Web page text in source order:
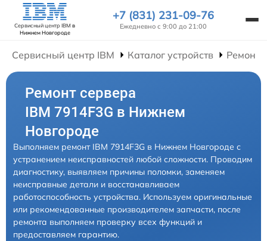
Сервисный центр IBM в
Нижнем Новгороде
+7 (831) 231-09-76
Ежедневно с 9:00 до 21:00
Сервисный центр IBM Каталог устройств Ремонт
Ремонт сервера
IBM 7914F3G в Нижнем
Новгороде
Выполняем ремонт IBM 7914F3G в Нижнем Новгороде с
устранением неисправностей любой сложности. Проводим
диагностику, выявляем причины поломки, заменяем
неисправные детали и восстанавливаем
работоспособность устройства. Используем оригинальные
или рекомендованные производителем запчасти, после
ремонта выполняем проверку всех функций и
предоставляем гарантию.